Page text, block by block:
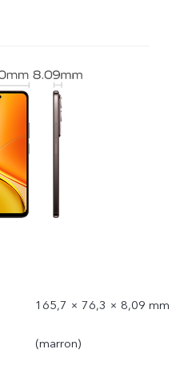
165,7 × 76,3 × 8,09 mm
(marron)